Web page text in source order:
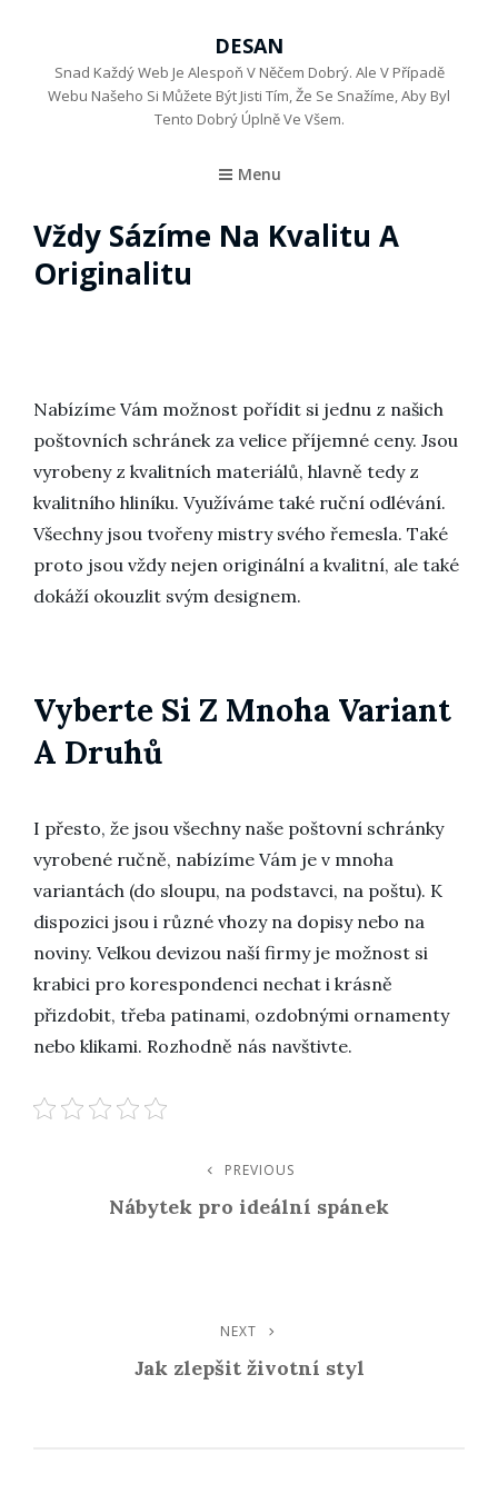
DESAN
Snad Každý Web Je Alespoň V Něčem Dobrý. Ale V Případě
Webu Našeho Si Můžete Být Jisti Tím, Že Se Snažíme, Aby Byl
Tento Dobrý Úplně Ve Všem.
Menu
Vždy Sázíme Na Kvalitu A
Originalitu
Nabízíme Vám možnost pořídit si jednu z našich
poštovních schránekza velice příjemné ceny. Jsou
vyrobeny z kvalitních materiálů, hlavně tedy z
kvalitního hliníku. Využíváme také ruční odlévání.
Všechny jsou tvořeny mistry svého řemesla. Také
proto jsou vždy nejen originální a kvalitní, ale také
dokáží okouzlit svým designem.
Vyberte Si Z Mnoha Variant
A Druhů
I přesto, že jsou všechny naše poštovní schránky
vyrobené ručně, nabízíme Vám je v mnoha
variantách (do sloupu, na podstavci, na poštu). K
dispozici jsou i různé vhozy na dopisy nebo na
noviny. Velkou devizou naší firmy je možnost si
krabici pro korespondenci nechat i krásně
přizdobit, třeba patinami, ozdobnými ornamenty
nebo klikami. Rozhodně nás navštivte.
PREVIOUS
Nábytek pro ideální spánek
NEXT
Jak zlepšit životní styl